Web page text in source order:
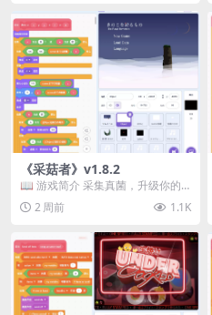
《采菇者》v1.8.2
📖 游戏简介 采集真菌，升级你的
机体，并前往未知领域探索。 这是
一款静谧的探索冒...
2 周前 1.1K